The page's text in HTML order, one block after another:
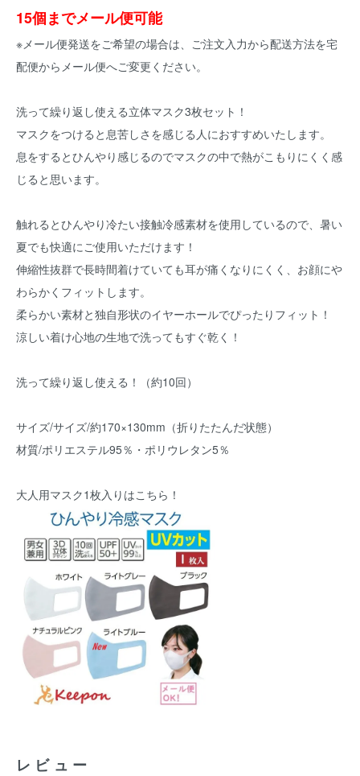
15個までメール便可能
※メール便発送をご希望の場合は、ご注文入力から配送方法を宅
配便からメール便へご変更ください。
洗って繰り返し使える立体マスク3枚セット！
マスクをつけると息苦しさを感じる人におすすめいたします。
息をするとひんやり感じるのでマスクの中で熱がこもりにくく感
じると思います。
触れるとひんやり冷たい接触冷感素材を使用しているので、暑い
夏でも快適にご使用いただけます！
伸縮性抜群で長時間着けていても耳が痛くなりにくく、お顔にや
わらかくフィットします。
柔らかい素材と独自形状のイヤーホールでぴったりフィット！
涼しい着け心地の生地で洗ってもすぐ乾く！
洗って繰り返し使える！（約10回）
サイズ/サイズ/約170×130mm（折りたたんだ状態）
材質/ポリエステル95％・ポリウレタン5％
大人用マスク1枚入りはこちら！
レビュー